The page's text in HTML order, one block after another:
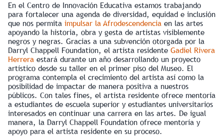
En el Centro de Innovación Educativa estamos trabajando
para fortalecer una agenda de diversidad, equidad e inclusión
que nos permita impulsar la Afrodescendencia en las artes
apoyando la historia, obra y gesta de artistas visiblemente
negros y negras. Gracias a una subvención otorgada por la
Darryl Chappell Foundation, el artista residente Gadiel Rivera
Herrera estará durante un año desarrollando un proyecto
artístico desde su taller en el primer piso del Museo. El
programa contempla el crecimiento del artista así como la
posibilidad de impactar de manera positiva a nuestros
públicos. Con tales fines, el artista residente ofrece mentoría
a estudiantes de escuela superior y estudiantes universitarios
interesados en continuar una carrera en las artes. De igual
manera, la Darryl Chappell Foundation ofrece mentoría y
apoyo para el artista residente en su proceso.